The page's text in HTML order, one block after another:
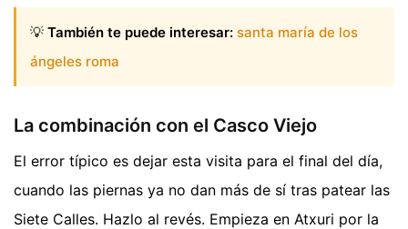
💡 También te puede interesar: santa maría de los
ángeles roma
La combinación con el Casco Viejo
El error típico es dejar esta visita para el final del día,
cuando las piernas ya no dan más de sí tras patear las
Siete Calles. Hazlo al revés. Empieza en Atxuri por la